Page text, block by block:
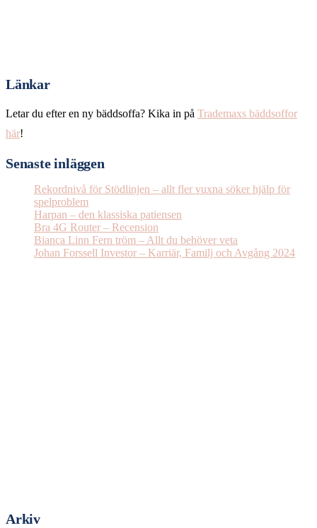
Länkar
Letar du efter en ny bäddsoffa? Kika in på Trademaxs bäddsoffor
här!
Senaste inläggen
Rekordnivå för Stödlinjen – allt fler vuxna söker hjälp för
spelproblem
Harpan – den klassiska patiensen
Bra 4G Router – Recension
Bianca Linn Fern tröm – Allt du behöver veta
Johan Forssell Investor – Karriär, Familj och Avgång 2024
Arkiv